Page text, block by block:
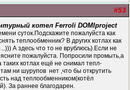
#53
котел Ferroli DOMIproject
суток.Подскажите пожалуйста как
теплообменник? В других котлах как
А здесь что то не врублюсь).Если не
пожалуйста. Попросили промыть,а
таких котлах ещё не снимал тепл-
ни шурупов нет ,что бы открутить
над теплообменником(котёл
За раннее благодарен.